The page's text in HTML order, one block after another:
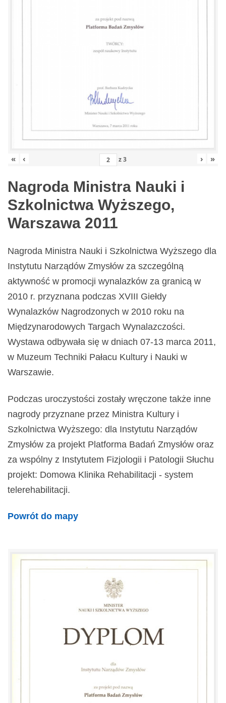
« ‹ z3 › »
Nagroda Ministra Nauki i
Szkolnictwa Wyższego,
Warszawa 2011
Nagroda Ministra Nauki i Szkolnictwa Wyższego dla
Instytutu Narządów Zmysłów za szczególną
aktywność w promocji wynalazków za granicą w
2010 r. przyznana podczas XVIII Giełdy
Wynalazków Nagrodzonych w 2010 roku na
Międzynarodowych Targach Wynalazczości.
Wystawa odbywała się w dniach 07-13 marca 2011,
w Muzeum Techniki Pałacu Kultury i Nauki w
Warszawie.
Podczas uroczystości zostały wręczone także inne
nagrody przyznane przez Ministra Kultury i
Szkolnictwa Wyższego: dla Instytutu Narządów
Zmysłów za projekt Platforma Badań Zmysłów oraz
za wspólny z Instytutem Fizjologii i Patologii Słuchu
projekt: Domowa Klinika Rehabilitacji - system
telerehabilitacji.
Powrót do mapy